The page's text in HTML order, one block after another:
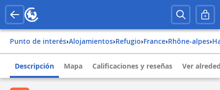
Punto de interés› Alojamientos› Refugio› france› rhône-alpes›
Descripción Mapa Calificaciones y reseñas Ver